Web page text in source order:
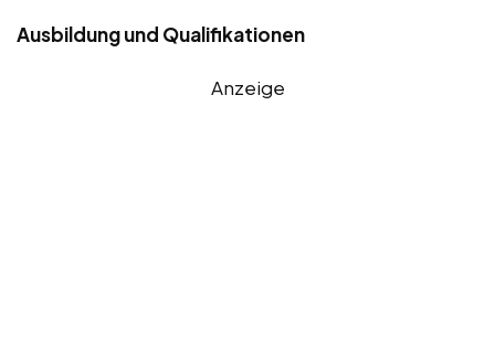
Ausbildung und Qualifikationen
Anzeige